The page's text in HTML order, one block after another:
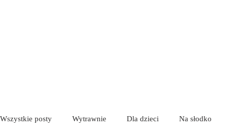
Wszystkie posty Wytrawnie Dla dzieci Na słodko